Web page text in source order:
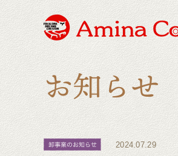
2024.07.29